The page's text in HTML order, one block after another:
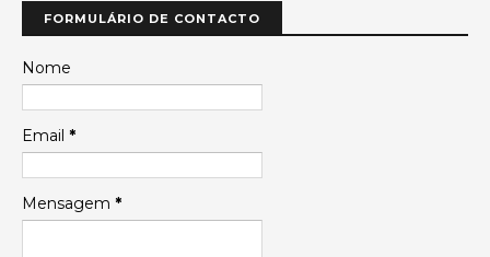
FORMULÁRIO DE CONTACTO
Nome
Email *
Mensagem *